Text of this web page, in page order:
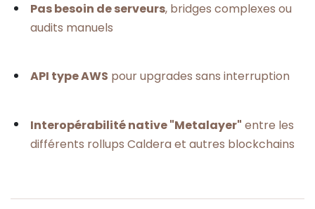
Pas besoin de serveurs, bridges complexes ou
audits manuels
API type AWS pour upgrades sans interruption
Interopérabilité native "Metalayer" entre les
différents rollups Caldera et autres blockchains